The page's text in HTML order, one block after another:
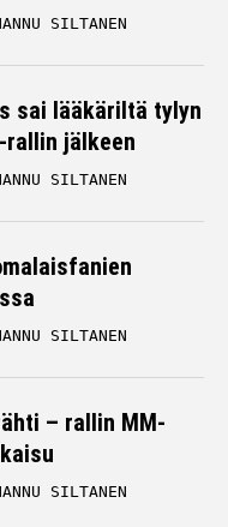
SILTANEN
sai lääkäriltä tylyn
rallin jälkeen
SILTANEN
SILTANEN
– rallin MM-
SILTANEN